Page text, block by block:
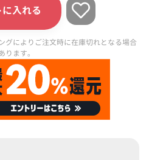
入れる
グによりご注文時に在庫切れとなる場合
ります。